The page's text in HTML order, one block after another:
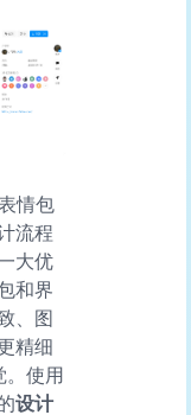
情包
流程
大优
和界
、图
精细
。使用
设计